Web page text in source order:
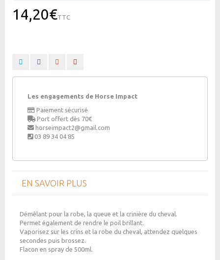
14,20€TTC
Les engagements de Horse Impact
Paiement sécurisé
Port offert dès 70€
horseimpact2@gmail.com
03 89 34 04 85
EN SAVOIR PLUS
Démêlant pour la robe, la queue et la crinière du cheval.
Permet également de rendre le poil brillant.
Vaporisez sur les crins et la robe du cheval, attendez quelques
secondes puis brossez.
Flacon en spray de 500ml.